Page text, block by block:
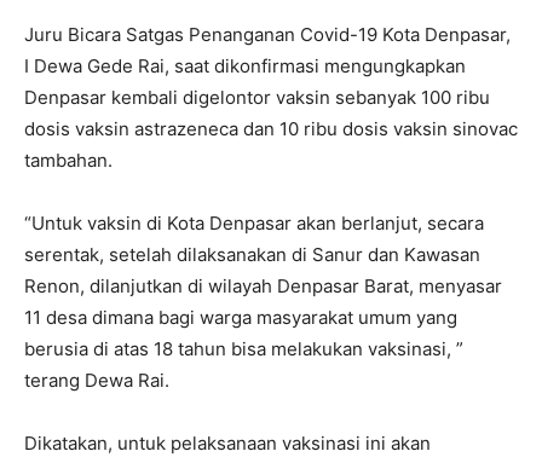
Juru Bicara Satgas Penanganan Covid-19 Kota Denpasar,
I Dewa Gede Rai, saat dikonfirmasi mengungkapkan
Denpasar kembali digelontor vaksin sebanyak 100 ribu
dosis vaksin astrazeneca dan 10 ribu dosis vaksin sinovac
tambahan.
“Untuk vaksin di Kota Denpasar akan berlanjut, secara
serentak, setelah dilaksanakan di Sanur dan Kawasan
Renon, dilanjutkan di wilayah Denpasar Barat, menyasar
11 desa dimana bagi warga masyarakat umum yang
berusia di atas 18 tahun bisa melakukan vaksinasi, ”
terang Dewa Rai.
Dikatakan, untuk pelaksanaan vaksinasi ini akan